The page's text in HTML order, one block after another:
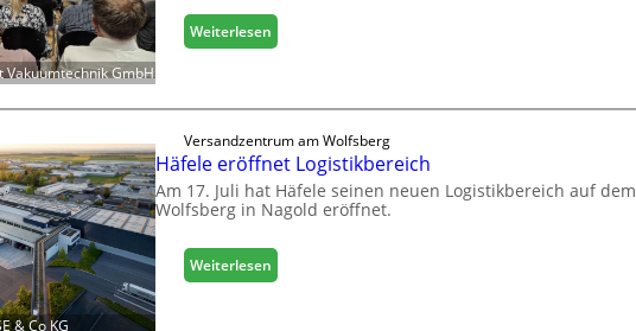
Vakuumtechnik GmbH
Weiterlesen:
M
h
i
n
e
b
a
& Co KG
Versandzentrum am Wolfsberg
Häfele eröffnet Logistikbereich
Am 17. Juli hat Häfele seinen neuen Logistikbereich auf dem
Wolfsberg in Nagold eröffnet.
Weiterlesen:
H